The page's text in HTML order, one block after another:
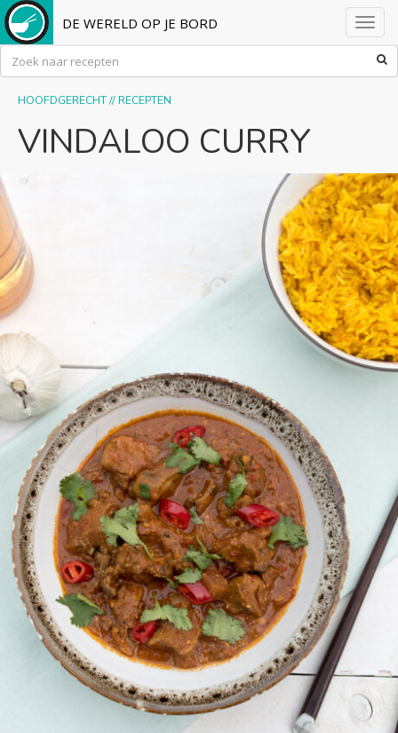
DE WERELD OP JE BORD
HOOFDGERECHT//RECEPTEN
VINDALOO CURRY